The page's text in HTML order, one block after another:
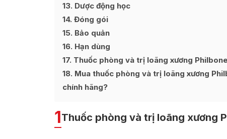
13 Dược động học
14 Đóng gói
15 Bảo quản
16 Hạn dùng
17 Thuốc phòng và trị loãng xương
18 Mua thuốc phòng và trị loãng xương
chính hãng?
1Thuốc phòng và trị loãng xương